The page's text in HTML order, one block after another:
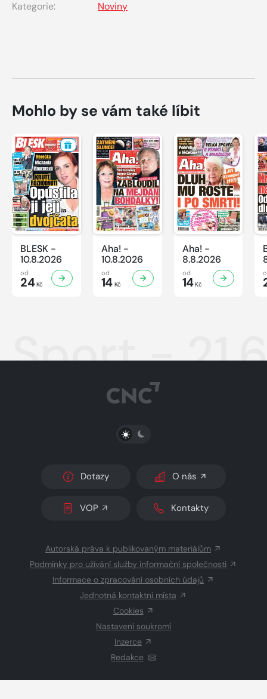
Kategorie:
Noviny
Mohlo by se vám také líbit
BLESK -
10.8.2026
od
24Kč
Aha! -
10.8.2026
od
14Kč
Aha! -
8.8.2026
od
14Kč
Sport -
PŘEPNOUT SVĚTLÝ/TMAVÝ REŽIM
Dotazy O nás
VOP Kontakty
Autorská práva k publikovaným materiálům
Podmínky pro užívání služby informační společnosti
Informace o zpracování osobních údajů
Jednotná kontaktní místa
Cookies
Nastavení soukromí
Inzerce
Redakce